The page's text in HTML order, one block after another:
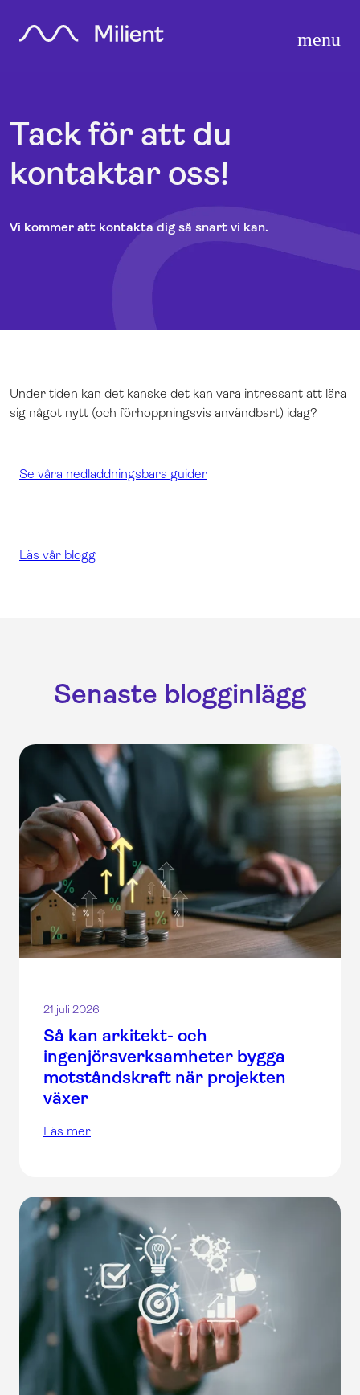
menu
Produkter
Branscher
expand_more
expand_more
English
Norsk
Logga in
Tack för att du
kontaktar oss!
Vi kommer att kontakta dig så snart vi kan.
Under tiden kan det kanske det kan vara intressant att lära
sig något nytt (och förhoppningsvis användbart) idag?
Se våra nedladdningsbara guider
Läs vår blogg
Senaste blogginlägg
21 juli 2026
Så kan arkitekt- och
ingenjörsverksamheter bygga
motståndskraft när projekten
växer
Läs mer